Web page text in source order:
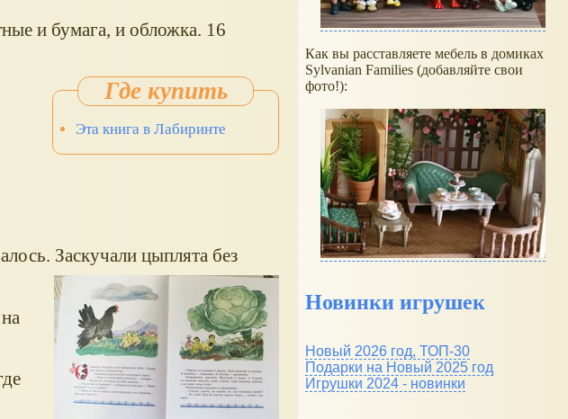
и бумага, и обложка. 16
Эта книга в Лабиринте
Заскучали цыплята без
Как вы расставляете мебель в домиках
Sylvanian Families (добавляйте свои
фото!):
Новинки игрушек
Новый 2026 год, ТОП-30
Подарки на Новый 2025 год
Игрушки 2024 - новинки